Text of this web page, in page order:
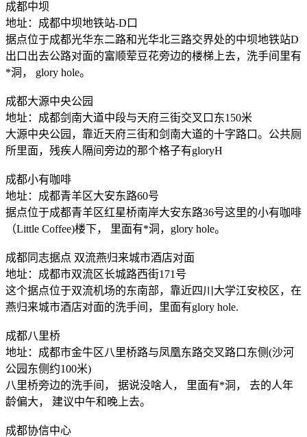
成都中坝
地址：成都中坝地铁站-D口
据点位于成都光华东二路和光华北三路交界处的中坝地铁站D
出口出去公路对面的富顺荤豆花旁边的楼梯上去，洗手间里有
*洞， glory hole。
成都大源中央公园
地址：成都剑南大道中段与天府三街交叉口东150米
大源中央公园，靠近天府三街和剑南大道的十字路口。公共厕
所里面，残疾人隔间旁边的那个格子有gloryH
成都小有咖啡
地址：成都青羊区大安东路60号
据点位于成都青羊区红星桥南岸大安东路36号这里的小有咖啡
（Little Coffee)楼下， 里面有*洞，glory hole。
成都同志据点 双流燕归来城市酒店对面
地址：成都市双流区长城路西街171号
这个据点位于双流机场的东南部，靠近四川大学江安校区，在
燕归来城市酒店对面的洗手间，里面有glory hole.
成都八里桥
地址：成都市金牛区八里桥路与凤凰东路交叉路口东侧(沙河
公园东侧约100米)
八里桥旁边的洗手间， 据说没啥人， 里面有*洞， 去的人年
龄偏大， 建议中午和晚上去。
成都协信中心